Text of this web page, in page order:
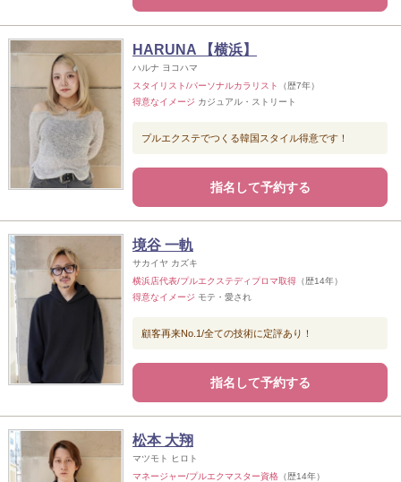
HARUNA 【横浜】
ハルナ ヨコハマ
スタイリスト/パーソナルカラリスト
（歴7年）
得意なイメージ カジュアル・ストリート
プルエクステでつくる韓国スタイル得意です！
指名して予約する
境谷 一軌
サカイヤ カズキ
横浜店代表/プルエクステディプロマ取得 （歴14年）
得意なイメージ モテ・愛され
顧客再来No.1/全ての技術に定評あり！
指名して予約する
松本 大翔
マツモト ヒロト
マネージャー/プルエクマスター資格 （歴14年）